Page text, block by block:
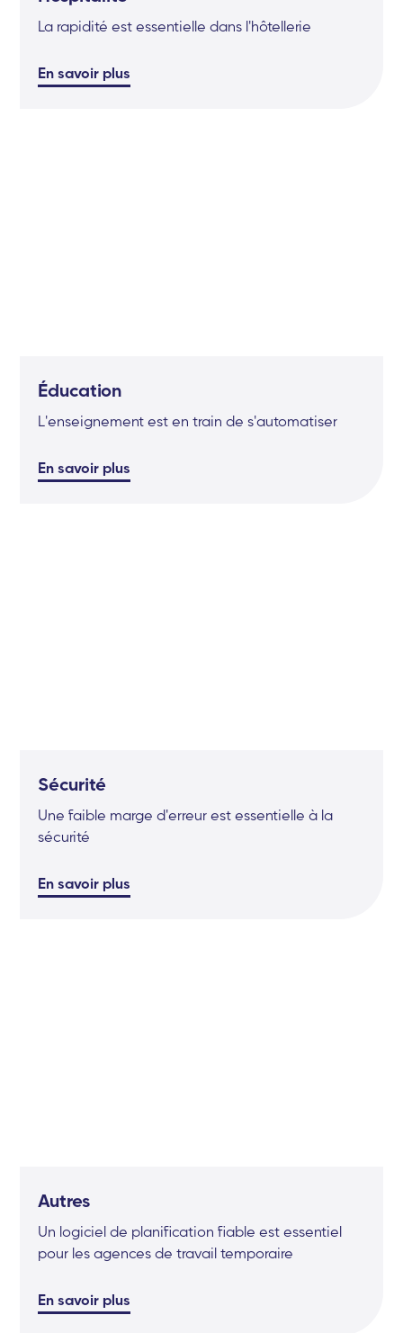
La rapidité est essentielle dans l'hôtellerie
En savoir plus
Éducation
L'enseignement est en train de s'automatiser
En savoir plus
Sécurité
Une faible marge d'erreur est essentielle à la
sécurité
En savoir plus
Autres
Un logiciel de planification fiable est essentiel
pour les agences de travail temporaire
En savoir plus